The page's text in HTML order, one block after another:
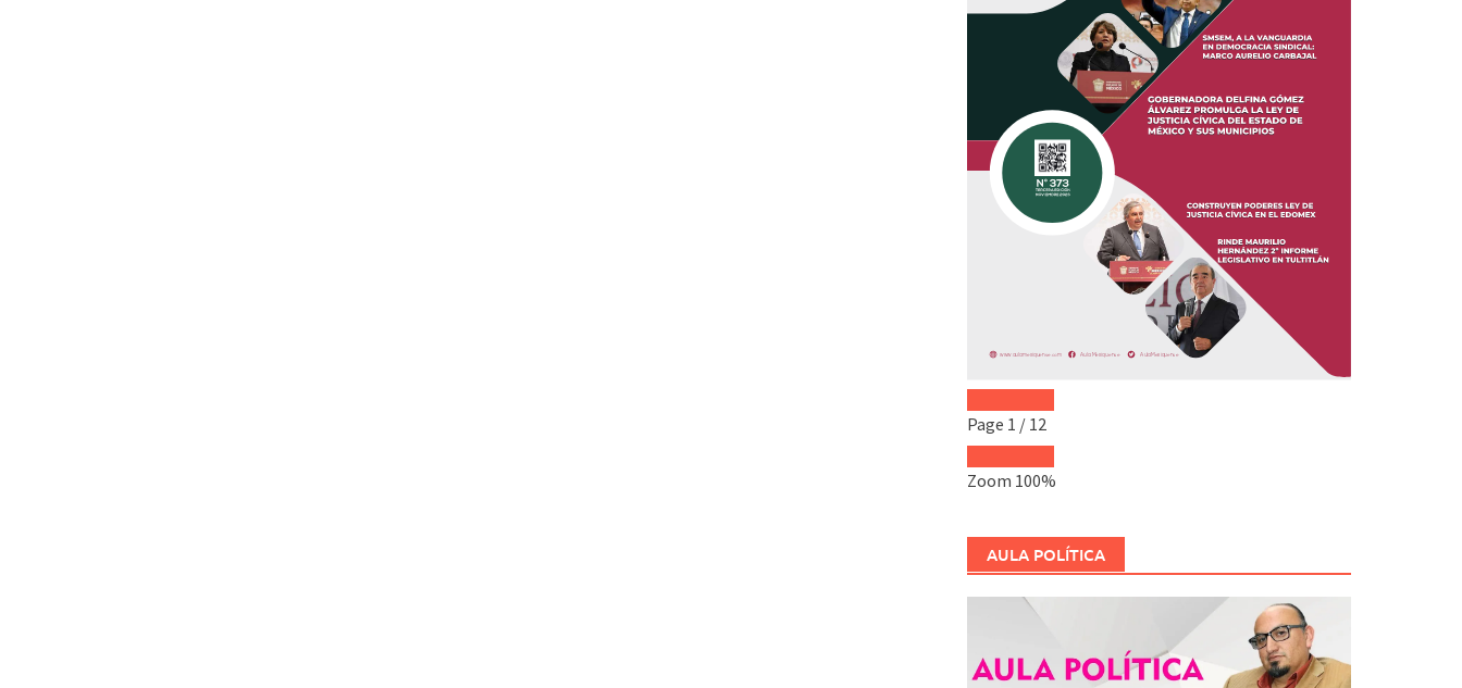
Page 1 / 12
Zoom 100%
AULA POLÍTICA